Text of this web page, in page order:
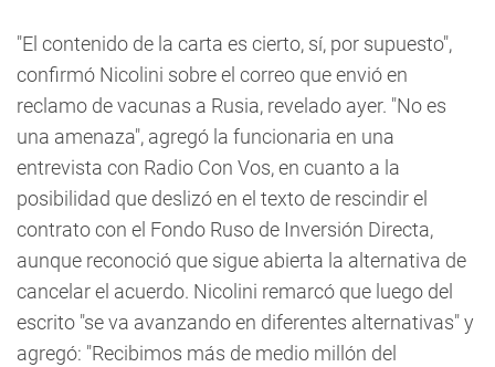
"El contenido de la carta es cierto, sí, por supuesto",
confirmó Nicolini sobre el correo que envió en
reclamo de vacunas a Rusia, revelado ayer. "No es
una amenaza", agregó la funcionaria en una
entrevista con Radio Con Vos, en cuanto a la
posibilidad que deslizó en el texto de rescindir el
contrato con el Fondo Ruso de Inversión Directa,
aunque reconoció que sigue abierta la alternativa de
cancelar el acuerdo. Nicolini remarcó que luego del
escrito "se va avanzando en diferentes alternativas" y
agregó: "Recibimos más de medio millón del